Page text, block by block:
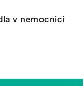
v nemocnici